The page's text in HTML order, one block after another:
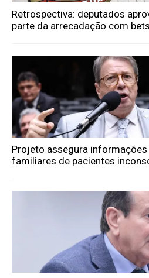
Retrospectiva: deputados
parte da arrecadação com
Projeto assegura informações
familiares de pacientes